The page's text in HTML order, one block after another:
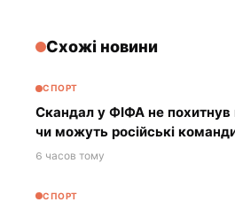
Схожі новини
СПОРТ
Скандал у ФІФА не похитнув
чи можуть російські
6 часов тому
СПОРТ